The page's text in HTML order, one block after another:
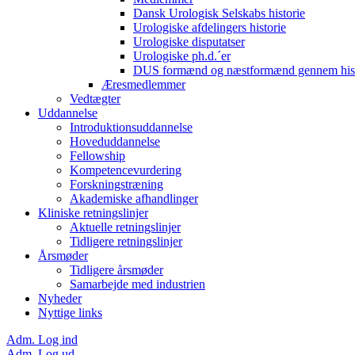
Dansk Urologisk Selskabs historie
Urologiske afdelingers historie
Urologiske disputatser
Urologiske ph.d.´er
DUS formænd og næstformænd gennem
Æresmedlemmer
Vedtægter
Uddannelse
Introduktionsuddannelse
Hoveduddannelse
Fellowship
Kompetencevurdering
Forskningstræning
Akademiske afhandlinger
Kliniske retningslinjer
Aktuelle retningslinjer
Tidligere retningslinjer
Årsmøder
Tidligere årsmøder
Samarbejde med industrien
Nyheder
Nyttige links
Adm. Log ind